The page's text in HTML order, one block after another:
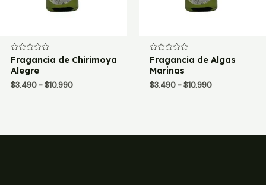
Valorado
con
0
de
5
Fragancia de Chirimoya
Alegre
$3.490 - $10.990Rango
hasta
Valorado
con
0
de
5
Fragancia de Algas
Marinas
$3.490 - $10.990Rango
hasta